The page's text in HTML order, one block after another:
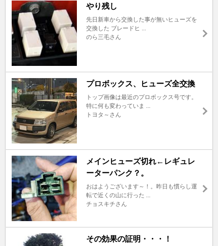
やり残し
先日新車から交換した事が無いヒューズを
交換した ブレードヒ ...
のら三毛さん
プロボックス、ヒューズ全交換
トップ画像は最近のプロボックス号です。
特に何も変わっていま ...
トヨタ～さん
メインヒューズ切れ←レギュレ
ーターパンク？。
おはようございます～！。昨日も慣らし運
転で近くの山に行った ...
チョスキチさん
その効果の証明・・・！